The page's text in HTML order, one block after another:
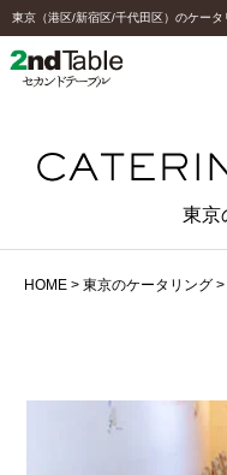
東京（港区/新宿区/千代田区）のケータ
東京
HOME > 東京のケータリング >